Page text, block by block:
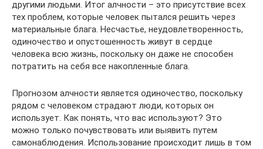
другими людьми. Итог алчности – это присутствие всех
тех проблем, которые человек пытался решить через
материальные блага. Несчастье, неудовлетворенность,
одиночество и опустошенность живут в сердце
человека всю жизнь, поскольку он даже не способен
потратить на себя все накопленные блага.
Прогнозом алчности является одиночество, поскольку
рядом с человеком страдают люди, которых он
использует. Как понять, что вас используют? Это
можно только почувствовать или выявить путем
самонаблюдения. Использование происходит лишь в том